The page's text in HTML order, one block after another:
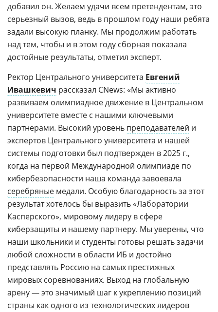
добавил он. Желаем удачи всем претендентам, это
серьезный вызов, ведь в прошлом году наши ребята
задали высокую планку. Мы продолжим работать
над тем, чтобы и в этом году сборная показала
достойные результаты, отметил эксперт.
Ректор Центрального университета Евгений
Ивашкевич рассказал CNews: «Мы активно
развиваем олимпиадное движение в Центральном
университете вместе с нашими ключевыми
партнерами. Высокий уровень преподавателей и
экспертов Центрального университета и нашей
системы подготовки был подтвержден в 2025 г.,
когда на первой Международной олимпиаде по
кибербезопасности наша команда завоевала
серебряные медали. Особую благодарность за этот
результат хотелось бы выразить «Лаборатории
Касперского», мировому лидеру в сфере
киберзащиты и нашему партнеру. Мы уверены, что
наши школьники и студенты готовы решать задачи
любой сложности в области ИБ и достойно
представлять Россию на самых престижных
мировых соревнованиях. Выход на глобальную
арену — это значимый шаг к укреплению позиций
страны как одного из технологических лидеров